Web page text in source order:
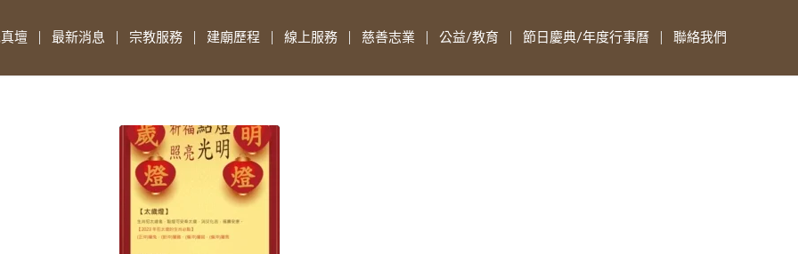
壇 最新消息 宗教服務 建廟歷程 線上服務 慈善志業 公益/教育 節日慶典/年度行事曆 聯絡我們